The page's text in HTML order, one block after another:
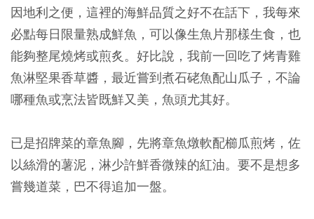
因地利之便，這裡的海鮮品質之好不在話下，我每來
必點每日限量熟成鮮魚，可以像生魚片那樣生食，也
能夠整尾燒烤或煎炙。好比說，我前一回吃了烤青雞
魚淋堅果香草醬，最近嘗到煮石硓魚配山瓜子，不論
哪種魚或烹法皆既鮮又美，魚頭尤其好。
已是招牌菜的章魚腳，先將章魚燉軟配櫛瓜煎烤，佐
以絲滑的薯泥，淋少許鮮香微辣的紅油。要不是想多
嘗幾道菜，巴不得追加一盤。